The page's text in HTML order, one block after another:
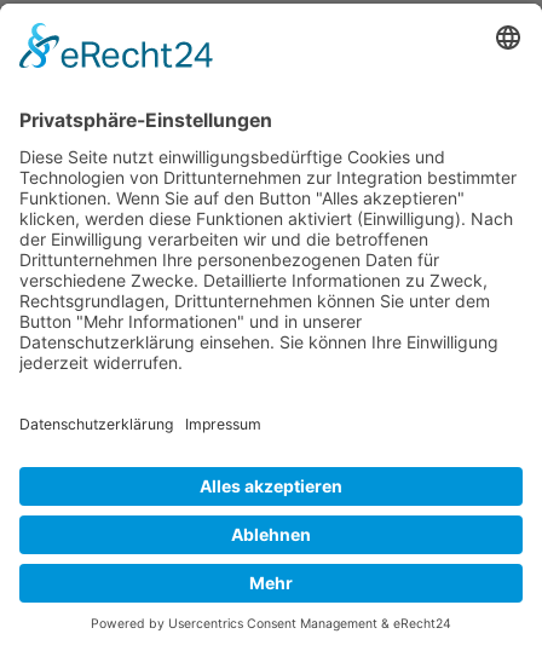
Hebammen-SEO?
Wie schnell zeigt SEO für Hebammen
Wirkung?
Wie wichtig sind Bewertungen im
Ist SEO auch für freiberufliche
Hebammen sinnvoll?